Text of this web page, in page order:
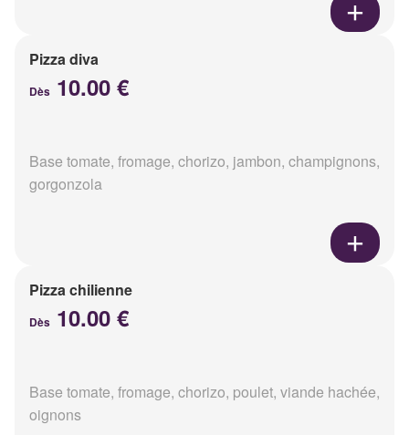
Pizza diva
Dès 10.00 €
Base tomate, fromage, chorizo, jambon, champignons,
gorgonzola
Pizza chilienne
Dès 10.00 €
Base tomate, fromage, chorizo, poulet, viande hachée,
oignons